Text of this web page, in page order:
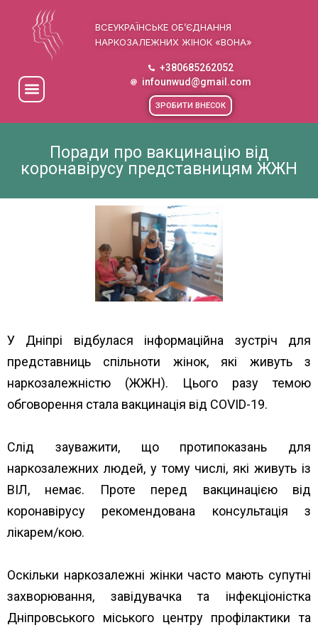
ВСЕУКРАЇНСЬКЕ ОБ’ЄДНАННЯ
НАРКОЗАЛЕЖНИХ ЖІНОК «ВОНА»
+380685262052
infounwud@gmail.com
ЗРОБИТИ ВНЕСОК
Поради про вакцинацію від
коронавірусу представницям ЖЖН
У Дніпрі відбулася інформаційна зустріч для
представниць спільноти жінок, які живуть з
наркозалежністю (ЖЖН). Цього разу темою
обговорення стала вакцинація від COVID-19.
Слід зауважити, що протипоказань для
наркозалежних людей, у тому числі, які живуть із
ВІЛ, немає. Проте перед вакцинацією від
коронавірусу рекомендована консультація з
лікарем/кою.
Оскільки наркозалежні жінки часто мають супутні
захворювання, завідувачка та інфекціоністка
Дніпровського міського центру профілактики та